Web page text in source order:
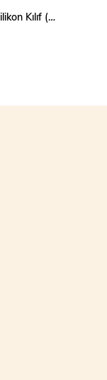
iPhone 12 Lüx Magsaff Lazer Silikon Kılıf (Kamera Korumalı)